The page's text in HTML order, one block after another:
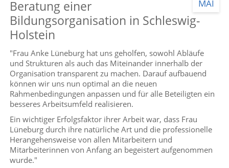
REGIONALEN
TOURISMUSGESELLSCHAFT
IN
MAI
Beratung einer
Bildungsorganisation in Schleswig-
Holstein
"Frau Anke Lüneburg hat uns geholfen, sowohl Abläufe
und Strukturen als auch das Miteinander innerhalb der
Organisation transparent zu machen. Darauf aufbauend
können wir uns nun optimal an die neuen
Rahmenbedingungen anpassen und für alle Beteiligten ein
besseres Arbeitsumfeld realisieren.
Ein wichtiger Erfolgsfaktor ihrer Arbeit war, dass Frau
Lüneburg durch ihre natürliche Art und die professionelle
Herangehensweise von allen Mitarbeitern und
Mitarbeiterinnen von Anfang an begeistert aufgenommen
wurde."